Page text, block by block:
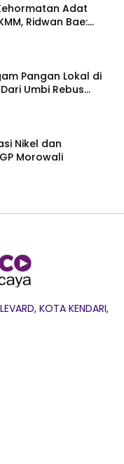
Adat
Ridwan Bae:
Belum Pantas!
Pangan Lokal di
Umbi Rebus
Muna
Nikel dan
Morowali
KOTA KENDARI,